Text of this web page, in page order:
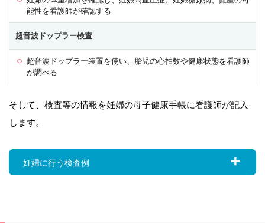
能性を看護師が確認する
超音波ドップラー検査
超音波ドップラー装置を使い、胎児の心拍数や健康状態を看護師
が調べる
そして、検査等の情報を妊婦の母子健康手帳に看護師が記入
します。
妊婦に行う検査例